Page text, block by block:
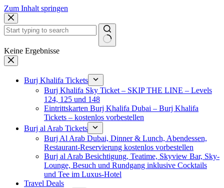
Zum Inhalt springen
Keine Ergebnisse
Burj Khalifa Tickets
Burj Khalifa Sky Ticket – SKIP THE LINE – Levels
124, 125 und 148
Eintrittskarten Burj Khalifa Dubai – Burj Khalifa
Tickets – kostenlos vorbestellen
Burj al Arab Tickets
Burj Al Arab Dubai, Dinner & Lunch, Abendessen,
Restaurant-Reservierung kostenlos vorbestellen
Burj al Arab Besichtigung, Teatime, Skyview Bar, Sky-
Lounge, Besuch und Rundgang inklusive Cocktails
und Tee im Luxus-Hotel
Travel Deals